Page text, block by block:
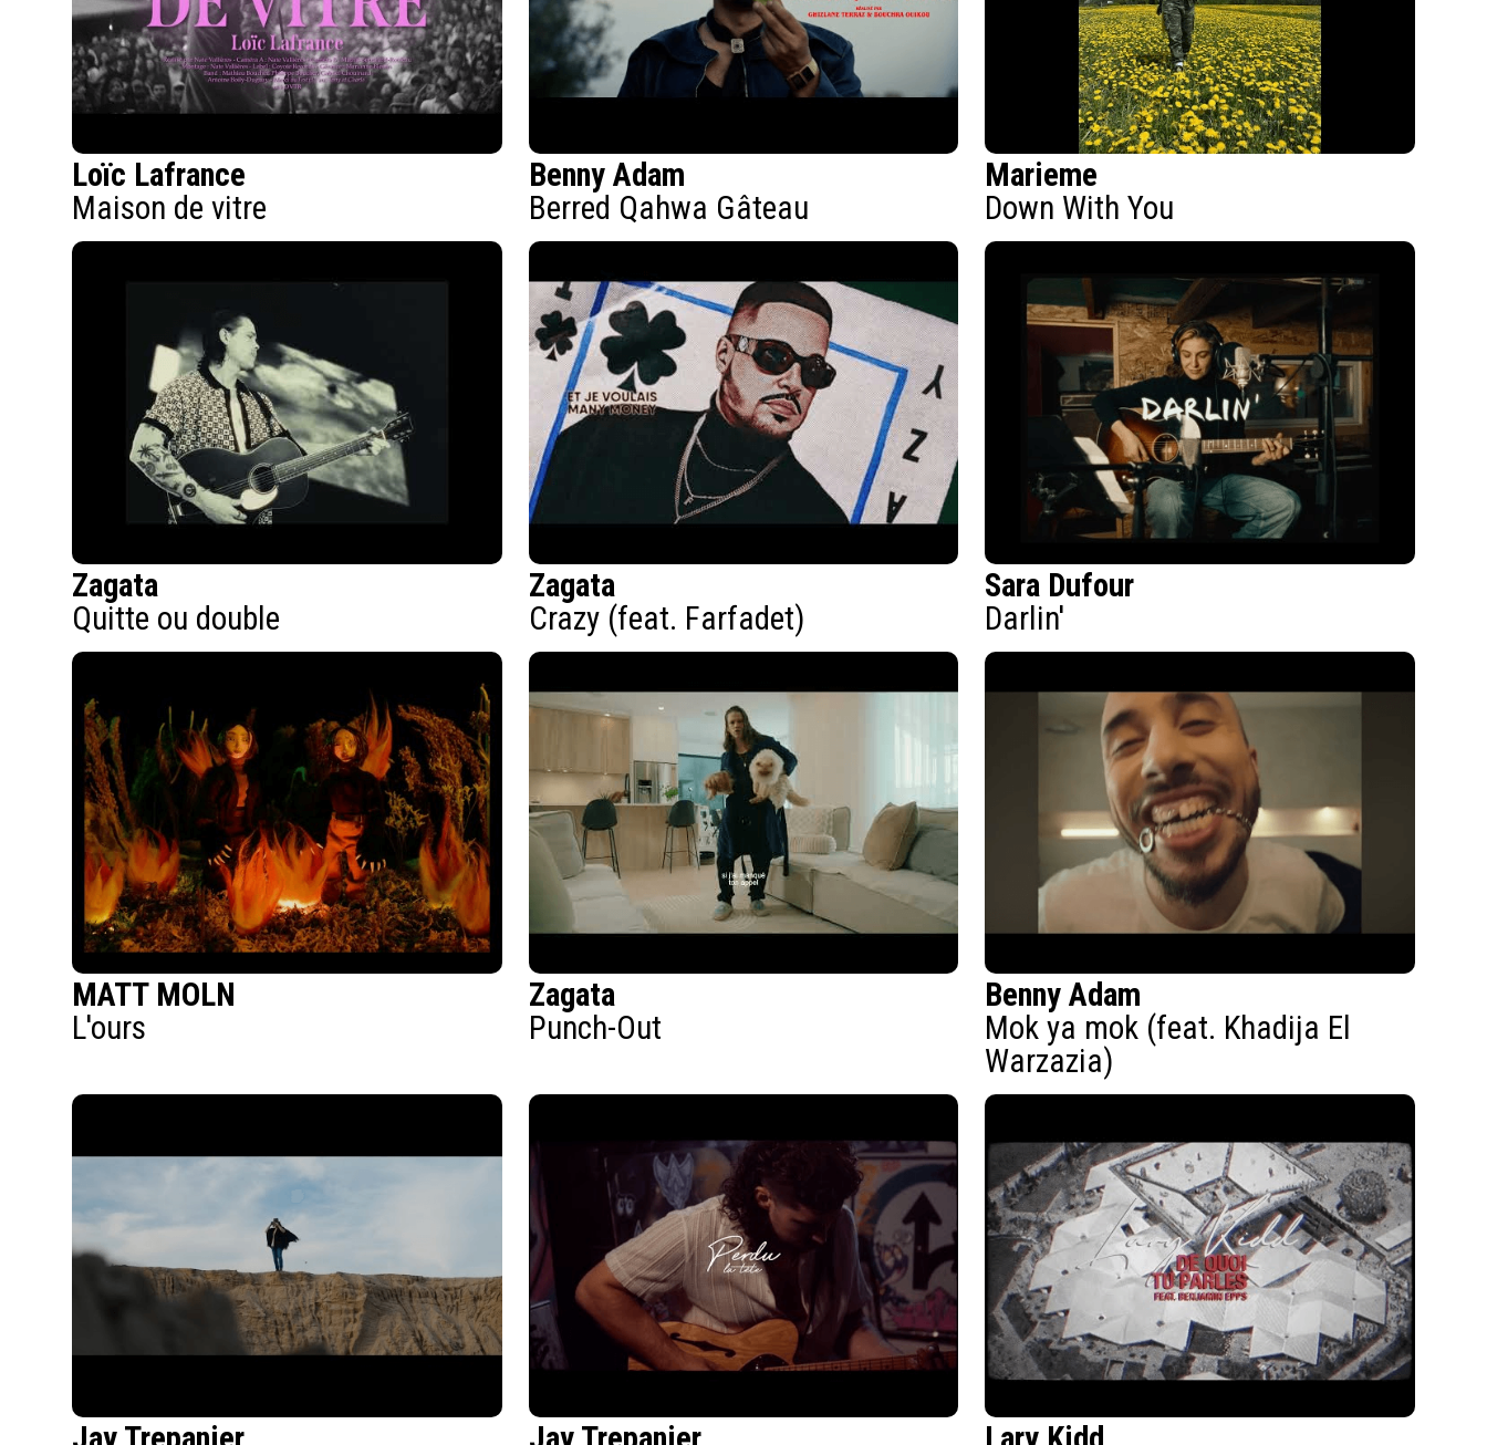
Loïc Lafrance
Maison de vitre
Benny Adam
Berred Qahwa Gâteau
Marieme
Down With You
Zagata
Quitte ou double
Zagata
Crazy (feat. Farfadet)
Sara Dufour
Darlin'
MATT MOLN
L'ours
Zagata
Punch-Out
Benny Adam
Mok ya mok (feat. Khadija El
Warzazia)